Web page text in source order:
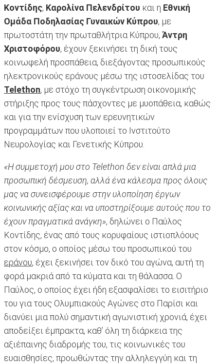
Κοντίδης, Καρολίνα Πελενδρίτου και η Εθνική
Ομάδα Ποδηλασίας Γυναικών Κύπρου, με
πρωτοστάτη την πρωταθλήτρια Κύπρου, Άντρη
Χριστοφόρου, έχουν ξεκινήσει τη δική τους
κοινωφελή προσπάθεια, διεξάγοντας προσωπικούς
ηλεκτρονικούς εράνους μέσω της ιστοσελίδας του
Telethon, με στόχο τη συγκέντρωση οικονομικής
στήριξης προς τους πάσχοντες με μυοπάθεια, καθώς
και για την ενίσχυση των ερευνητικών
προγραμμάτων που υλοποιεί το Ινστιτούτο
Νευρολογίας και Γενετικής Κύπρου.
«Η συμμετοχή μου στο Telethon δεν είναι απλά μια
προσωπική δέσμευση, αλλά ένα κάλεσμα προς όλους
μας να συνεισφέρουμε στην υλοποίηση έργων
κοινωνικής αξίας και να υποστηρίξουμε αυτούς που το
έχουν πραγματικά ανάγκη», δηλώνει ο Παύλος
Κοντίδης, ένας από τους κορυφαίους ιστιοπλόους
στον κόσμο, ο οποίος μέσω του προσωπικού του
εράνου, έχει ξεκινήσει τον δικό του αγώνα, αυτή τη
φορά μακριά από τα κύματα και τη θάλασσα. Ο
Παύλος, ο οποίος έχει ήδη εξασφαλίσει το εισιτήριο
του για τους Ολυμπιακούς Αγώνες στο Παρίσι και
διανύει μια πολύ σημαντική αγωνιστική χρονιά, έχει
αποδείξει έμπρακτα, καθ’ όλη τη διάρκεια της
αξιέπαινης διαδρομής του, τις κοινωνικές του
ευαισθησίες, προωθώντας την αλληλεγγύη και τη